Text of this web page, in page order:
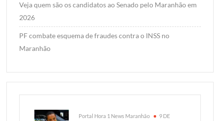
Veja quem são os candidatos ao Senado pelo Maranhão em
2026
PF combate esquema de fraudes contra o INSS no
Maranhão
Portal Hora 1 News Maranhão 9 DE